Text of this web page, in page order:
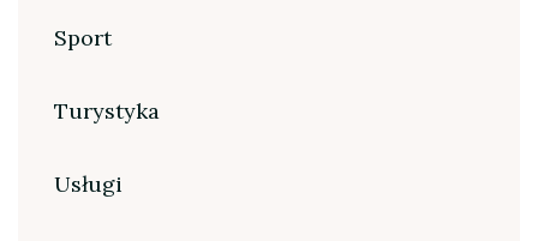
Sport
Turystyka
Usługi